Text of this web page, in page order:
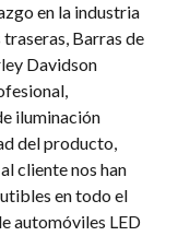
en la industria
traseras, Barras de
Davidson
iluminación
del producto,
cliente nos han
en todo el
automóviles LED